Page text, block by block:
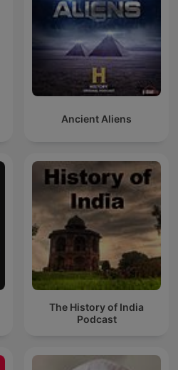
Ancient Aliens
The History of India
Podcast